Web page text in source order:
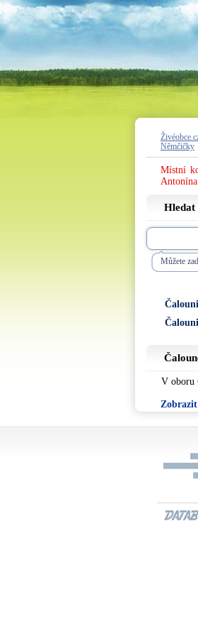
Němčičky
Místní
Hledat
Můžete
V oboru